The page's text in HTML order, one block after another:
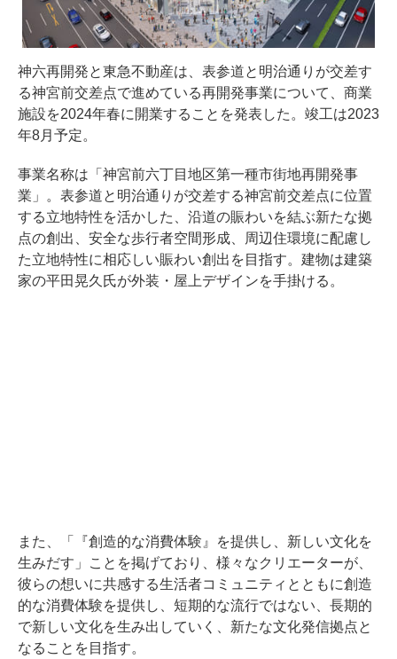
神六再開発と東急不動産は、表参道と明治通りが交差す
る神宮前交差点で進めている再開発事業について、商業
施設を2024年春に開業することを発表した。竣工は2023
年8月予定。
事業名称は「神宮前六丁目地区第一種市街地再開発事
業」。表参道と明治通りが交差する神宮前交差点に位置
する立地特性を活かした、沿道の賑わいを結ぶ新たな拠
点の創出、安全な歩行者空間形成、周辺住環境に配慮し
た立地特性に相応しい賑わい創出を目指す。建物は建築
家の平田晃久氏が外装・屋上デザインを手掛ける。
また、「『創造的な消費体験』を提供し、新しい文化を
生みだす」ことを掲げており、様々なクリエーターが、
彼らの想いに共感する生活者コミュニティとともに創造
的な消費体験を提供し、短期的な流行ではない、長期的
で新しい文化を生み出していく、新たな文化発信拠点と
なることを目指す。